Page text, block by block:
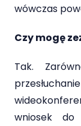
wówczas
Czy mogę
Tak.
wniosek do